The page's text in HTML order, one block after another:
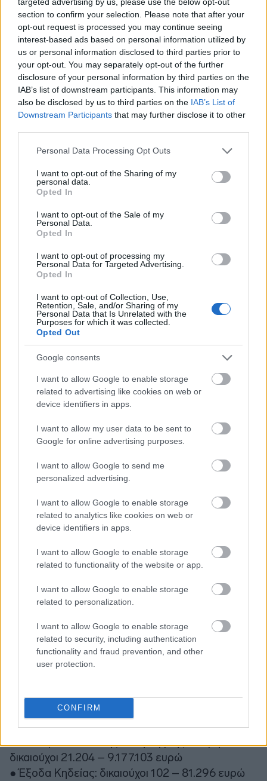
section to confirm your selection. Please note that after your
opt-out request is processed you may continue seeing
interest-based ads based on personal information utilized by
us or personal information disclosed to third parties prior to
your opt-out. You may separately opt-out of the further
disclosure of your personal information by third parties on the
IAB’s list of downstream participants. This information may
also be disclosed by us to third parties on the IAB’s List of
Downstream Participants that may further disclose it to other
Please note that this website/app uses one or more Google
not limited to your visit or usage behaviour. You may click to
grant or deny consent to Google and its third-party tags to
use your data for below specified purposes in below Google
consent section.
Personal Data Processing Opt Outs
I want to opt-out of the Sharing of my
personal data.
Opted In
I want to opt-out of the Sale of my
Personal Data.
Opted In
I want to opt-out of processing my
Personal Data for Targeted Advertising.
Opted In
I want to opt-out of Collection, Use,
Retention, Sale, and/or Sharing of my
Personal Data that Is Unrelated with the
Purposes for which it was collected.
Opted Out
Google consents
I want to allow Google to enable storage
related to advertising like cookies on web or
device identifiers in apps.
I want to allow my user data to be sent to
Google for online advertising purposes.
I want to allow Google to send me
personalized advertising.
I want to allow Google to enable storage
related to analytics like cookies on web or
device identifiers in apps.
I want to allow Google to enable storage
related to functionality of the website or app.
I want to allow Google to enable storage
related to personalization.
I want to allow Google to enable storage
related to security, including authentication
functionality and fraud prevention, and other
user protection.
CONFIRM
που σήμερα δεν λαμβάνει επίδομα γιατί
υπερβαίνει το εισοδηματικό όριο, στο εξής θα
δικαιούται επίδομα (90 ευρώ μηνιαίως για τα δυο
παιδιά), καθώς θα έχει έκπτωση 20% στο
εισόδημά της, το οποίο και θα διαμορφωθεί στα
25.600 ευρώ.
Ποια επιδόματα πληρώνονται
σήμερα
● Επίδομα Στέγασης: δικαιούχοι 194.789 –
23.548.654 ευρώ
● Ελάχιστο Εγγυημένο Εισόδημα: δικαιούχοι
160.395 – 36.505.178 ευρώ
● Αναπηρικά: δικαιούχοι 193.936 – 89.016.638
● Επίδομα Στεγαστικής Συνδρομής: δικαιούχοι
523 – 180.562 ευρώ
ευρώ
● Επίδομα Ανασφαλίστων Υπερηλίκων, ν.
1296/1982: δικαιούχοι 13.306 – 5.116.108 ευρώ
● Επίδομα Κοινωνικής Αλληλεγγύης Υπερηλίκων:
δικαιούχοι 21.204 – 9.177.103 ευρώ
● Έξοδα Κηδείας: δικαιούχοι 102 – 81.296 ευρώ